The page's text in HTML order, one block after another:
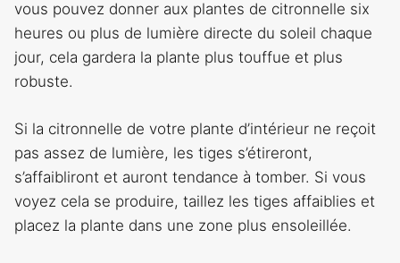
vous pouvez donner aux plantes de citronnelle six
heures ou plus de lumière directe du soleil chaque
jour, cela gardera la plante plus touffue et plus
robuste.
Si la citronnelle de votre plante d’intérieur ne reçoit
pas assez de lumière, les tiges s’étireront,
s’affaibliront et auront tendance à tomber. Si vous
voyez cela se produire, taillez les tiges affaiblies et
placez la plante dans une zone plus ensoleillée.